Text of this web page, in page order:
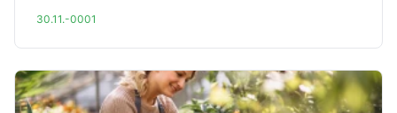
30.11.-0001